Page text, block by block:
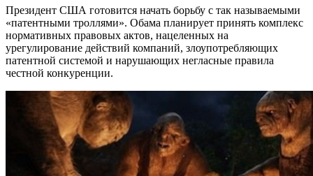
Президент США готовится начать борьбу с так называемыми
«патентными троллями». Обама планирует принять комплекс
нормативных правовых актов, нацеленных на
урегулирование действий компаний, злоупотребляющих
патентной системой и нарушающих негласные правила
честной конкуренции.